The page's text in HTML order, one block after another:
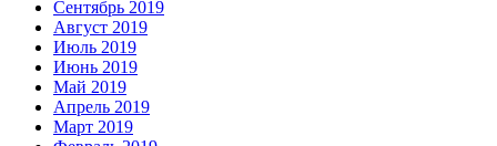
Сентябрь 2019
Август 2019
Июль 2019
Июнь 2019
Май 2019
Апрель 2019
Март 2019